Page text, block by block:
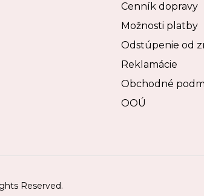
Cenník dopravy
Možnosti platby
Odstúpenie od
Reklamácie
Obchodné
OOÚ
Reserved.